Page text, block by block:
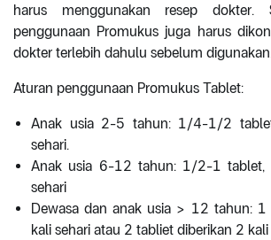
harus menggunakan resep dokter.
penggunaan Promukus juga harus
dokter terlebih dahulu sebelum
Aturan penggunaan Promukus Tablet:
Anak usia 2-5 tahun: 1/4-1/2
sehari.
Anak usia 6-12 tahun: 1/2-1 tablet,
sehari
Dewasa dan anak usia > 12 tahun: 1
kali sehari atau 2 tabliet diberikan 2 kali